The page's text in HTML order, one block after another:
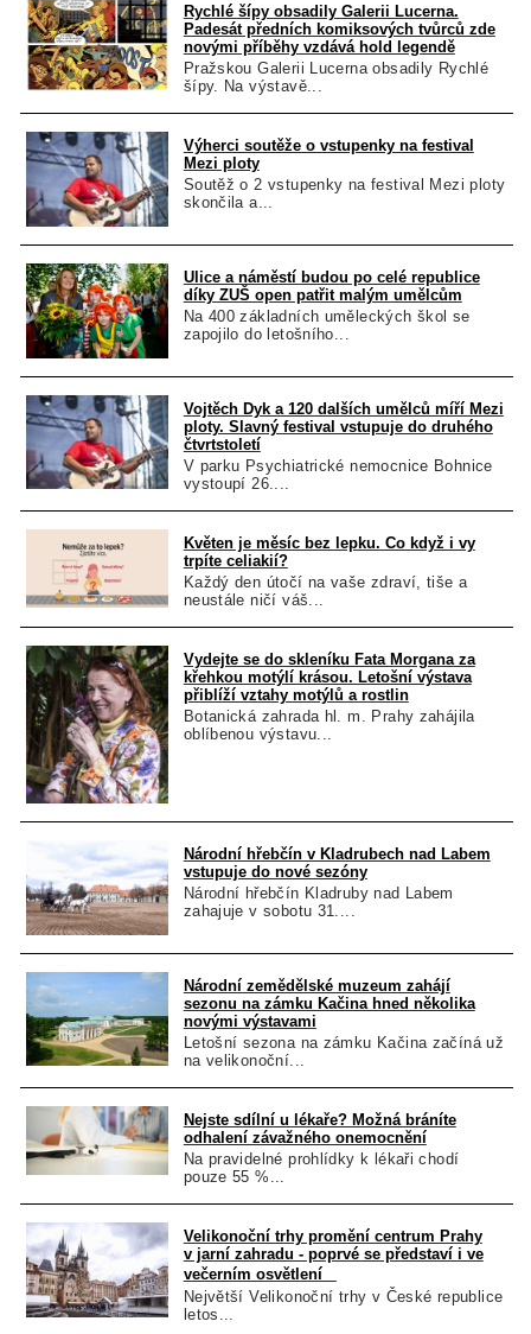
Rychlé šípy obsadily Galerii Lucerna.
Padesát předních komiksových tvůrců zde
novými příběhy vzdává hold legendě
Pražskou Galerii Lucerna obsadily Rychlé
šípy. Na výstavě...
Výherci soutěže o vstupenky na festival
Mezi ploty
Soutěž o 2 vstupenky na festival Mezi ploty
skončila a...
Ulice a náměstí budou po celé republice
díky ZUŠ open patřit malým umělcům
Na 400 základních uměleckých škol se
zapojilo do letošního...
Vojtěch Dyk a 120 dalších umělců míří Mezi
ploty. Slavný festival vstupuje do druhého
čtvrtstoletí
V parku Psychiatrické nemocnice Bohnice
vystoupí 26....
Květen je měsíc bez lepku. Co když i vy
trpíte celiakií?
Každý den útočí na vaše zdraví, tiše a
neustále ničí váš...
Vydejte se do skleníku Fata Morgana za
křehkou motýlí krásou. Letošní výstava
přiblíží vztahy motýlů a rostlin
Botanická zahrada hl. m. Prahy zahájila
oblíbenou výstavu...
Národní hřebčín v Kladrubech nad Labem
vstupuje do nové sezóny
Národní hřebčín Kladruby nad Labem
zahajuje v sobotu 31....
Národní zemědělské muzeum zahájí
sezonu na zámku Kačina hned několika
novými výstavami
Letošní sezona na zámku Kačina začíná už
na velikonoční...
Nejste sdílní u lékaře? Možná bráníte
odhalení závažného onemocnění
Na pravidelné prohlídky k lékaři chodí
pouze 55 %...
Velikonoční trhy promění centrum Prahy
v jarní zahradu - poprvé se představí i ve
večerním osvětlení
Největší Velikonoční trhy v České republice
letos...